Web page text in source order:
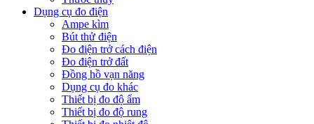
Dụng cụ đo điện
Ampe kìm
Bút thử điện
Đo điện trở cách điện
Đo điện trở đất
Đồng hồ vạn năng
Dụng cụ đo khác
Thiết bị đo độ ẩm
Thiết bị đo độ rung